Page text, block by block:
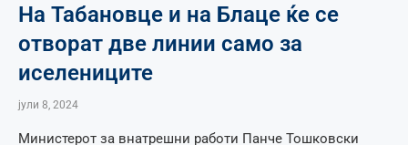
На Табановце и на Блаце ќе се
отворат две линии само за
иселениците
јули 8, 2024
Министерот за внатрешни работи Панче Тошковски